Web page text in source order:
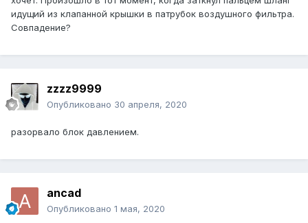
идущий из клапанной крышки в патрубок воздушного фильтра.
Совпадение?
zzzz9999
Опубликовано 30 апреля, 2020
разорвало блок давлением.
ancad
Опубликовано 1 мая, 2020